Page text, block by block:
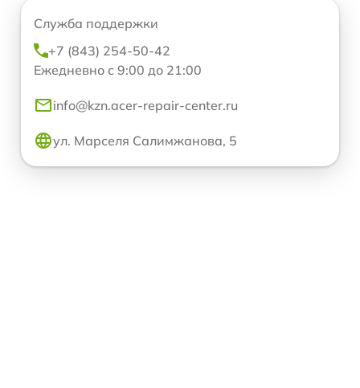
Служба поддержки
+7 (843) 254-50-42
Ежедневно с 9:00 до 21:00
info@kzn.acer-repair-center.ru
ул. Марселя Салимжанова, 5